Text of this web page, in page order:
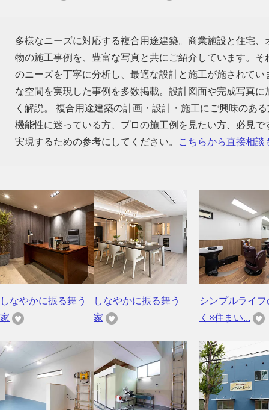
多様なニーズに対応する複合用途建築。商業施設と住宅
物の施工事例を、豊富な写真と共にご紹介しています。
のニーズを丁寧に分析し、最適な設計と施工が施されて
な空間を実現した事例を多数掲載。設計図面や完成写真
く解説。 複合用途建築の計画・設計・施工にご興味のあ
機能性に迷っている方、プロの施工例を見たい方、必見
実現するための参考にしてください。
こちらから直接相談
しなやかに振る舞う
家
しなやかに振る舞う
家
シンプルライフ
く×住まい...